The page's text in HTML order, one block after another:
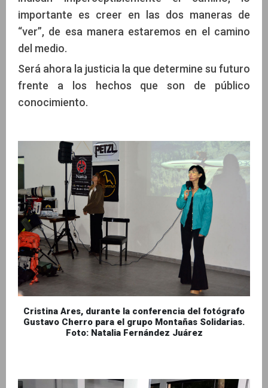
importante es creer en las dos maneras de
“ver”, de esa manera estaremos en el camino
del medio.
Será ahora la justicia la que determine su futuro
frente a los hechos que son de público
conocimiento.
Cristina Ares, durante la conferencia del fotógrafo
Gustavo Cherro para el grupo Montañas Solidarias.
Foto: Natalia Fernández Juárez